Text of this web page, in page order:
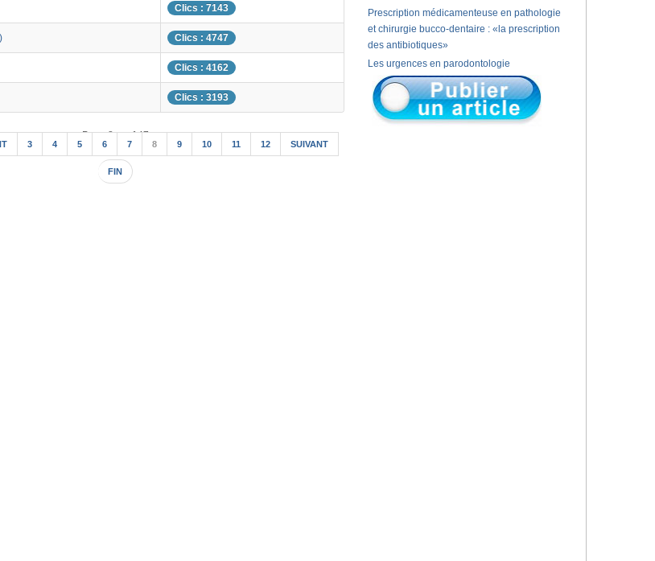
Clics : 7143
Clics : 4747
Clics : 4162
Clics : 3193
Page 8 sur 147
3 4 5 6 7 8 9 10 11 12 SUIVANT
FIN
Prescription médicamenteuse en pathologie
et chirurgie bucco-dentaire : «la prescription
des antibiotiques»
Les urgences en parodontologie